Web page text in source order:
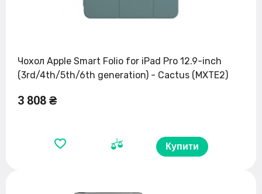
Чохол Apple Smart Folio for iPad Pro 12.9-inch
(3rd/4th/5th/6th generation) - Cactus (MXTE2)
3 808 ₴
Купити